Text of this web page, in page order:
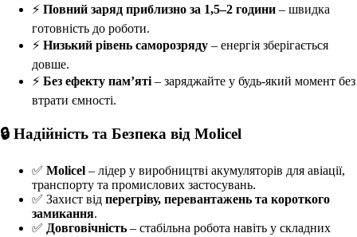
⚡ Повний заряд приблизно за 1,5–2 години – швидка
готовність до роботи.
⚡ Низький рівень саморозряду – енергія зберігається
довше.
⚡ Без ефекту пам’яті – заряджайте у будь-який момент без
втрати ємності.
🔒 Надійність та Безпека від Molicel
✅ Molicel – лідер у виробництві акумуляторів для авіації,
транспорту та промислових застосувань.
✅ Захист від перегріву, перевантажень та короткого
замикання.
✅ Довговічність – стабільна робота навіть у складних